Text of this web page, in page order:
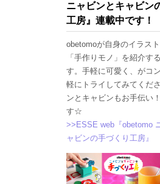
ニャビンとキャビン
工房』連載中です！
obetomoが自身のイラス
「手作りモノ」を紹介す
す。手軽に可愛く、がコ
軽にトライしてみてくだ
ンとキャビンもお手伝い
す☆
>>ESSE web『obetomo
ャビンの手づくり工房』